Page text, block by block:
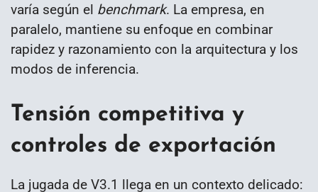
varía según el benchmark. La empresa, en
paralelo, mantiene su enfoque en combinar
rapidez y razonamiento con la arquitectura y los
modos de inferencia.
Tensión competitiva y
controles de exportación
La jugada de V3.1 llega en un contexto delicado: